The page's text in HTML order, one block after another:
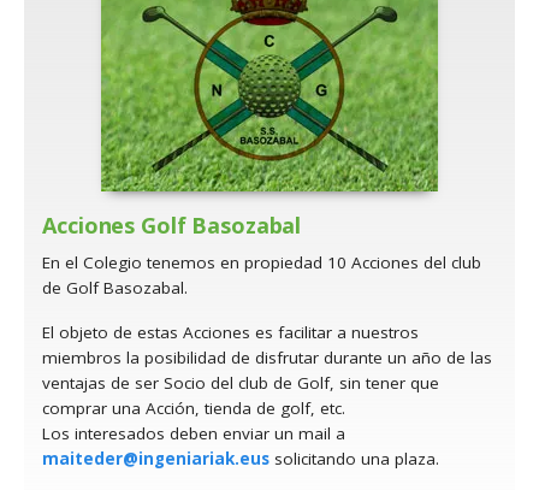
Acciones Golf Basozabal
En el Colegio tenemos en propiedad 10 Acciones del club
de Golf Basozabal.
El objeto de estas Acciones es facilitar a nuestros
miembros la posibilidad de disfrutar durante un año de las
ventajas de ser Socio del club de Golf, sin tener que
comprar una Acción, tienda de golf, etc.
Los interesados deben enviar un mail a
maiteder@ingeniariak.eus solicitando una plaza.